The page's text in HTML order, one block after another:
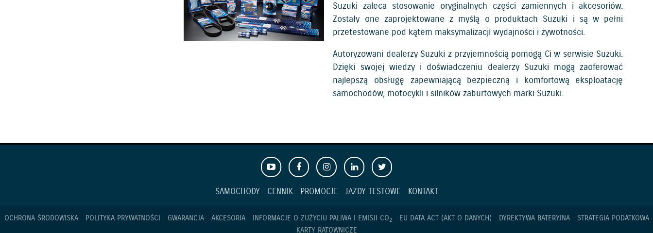
Suzuki zaleca stosowanie oryginalnych części zamiennych i akcesoriów.
Zostały one zaprojektowane z myślą o produktach Suzuki i są w pełni
przetestowane pod kątem maksymalizacji wydajności i żywotności.
Autoryzowani dealerzy Suzuki z przyjemnością pomogą Ci w serwisie Suzuki.
Dzięki swojej wiedzy i doświadczeniu dealerzy Suzuki mogą zaoferować
najlepszą obsługę zapewniającą bezpieczną i komfortową eksploatację
samochodów, motocykli i silników zaburtowych marki Suzuki.
SAMOCHODY CENNIK PROMOCJE JAZDY TESTOWE KONTAKT
OCHRONA ŚRODOWISKA POLITYKA PRYWATNOŚCI GWARANCJA AKCESORIA INFORMACJE O ZUŻYCIU PALIWA I EMISJI CO2 EU DATA ACT (AKT O DANYCH) DYREKTYWA BATERYJNA
STRATEGIA PODATKOWA
KARTY RATOWNICZE